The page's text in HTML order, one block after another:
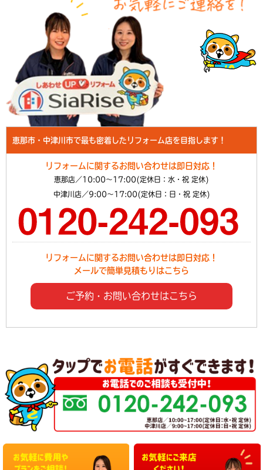
恵那市・中津川市で最も密着したリフォーム店を目指します！
リフォームに関するお問い合わせは即日対応！
恵那店／10:00～17:00(定休日：水・祝 定休)
中津川店／9:00～17:00(定休日：日・祝 定休)
リフォームに関するお問い合わせは即日対応！
メールで簡単見積もりはこちら
ご予約・お問い合わせはこちら